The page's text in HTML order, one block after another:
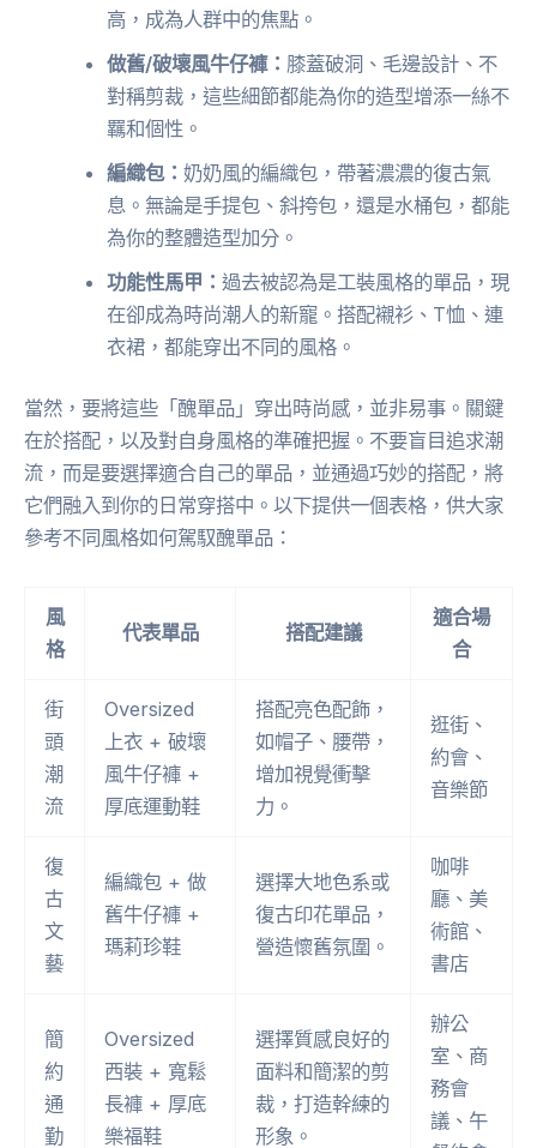
高，成為人群中的焦點。
做舊/破壞風牛仔褲： 膝蓋破洞、毛邊設計、不
對稱剪裁，這些細節都能為你的造型增添一絲不
羈和個性。
編織包：奶奶風的編織包，帶著濃濃的復古氣
息。無論是手提包、斜挎包，還是水桶包，都能
為你的整體造型加分。
功能性馬甲：過去被認為是工裝風格的單品，現
在卻成為時尚潮人的新寵。搭配襯衫、T恤、連
衣裙，都能穿出不同的風格。
當然，要將這些「醜單品」穿出時尚感，並非易事。關鍵
在於搭配，以及對自身風格的準確把握。不要盲目追求潮
流，而是要選擇適合自己的單品，並通過巧妙的搭配，將
它們融入到你的日常穿搭中。以下提供一個表格，供大家
參考不同風格如何駕馭醜單品：
風
格
代表單品 搭配建議
適合場
合
街
頭
潮
流
Oversized
上衣 + 破壞
風牛仔褲 +
厚底運動鞋
搭配亮色配飾，
如帽子、腰帶，
增加視覺衝擊
力。
逛街、
約會、
音樂節
復
古
文
藝
編織包 + 做
舊牛仔褲 +
瑪莉珍鞋
選擇大地色系或
復古印花單品，
營造懷舊氛圍。
咖啡
廳、美
術館、
書店
簡
約
通
勤
Oversized
西裝 + 寬鬆
長褲 + 厚底
樂福鞋
選擇質感良好的
面料和簡潔的剪
裁，打造幹練的
形象。
辦公
室、商
務會
議、午